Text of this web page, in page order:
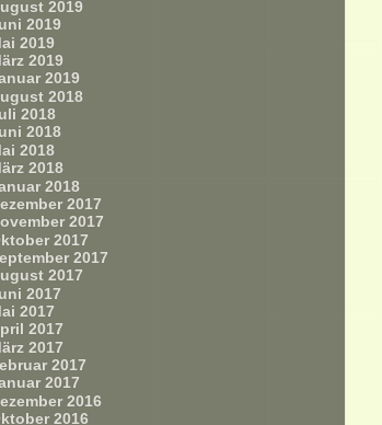
2019
2019
2019
2019
2019
2018
2018
2018
2018
2018
2018
2017
2017
2017
2017
2017
2017
2017
2017
2017
2017
2017
2016
2016